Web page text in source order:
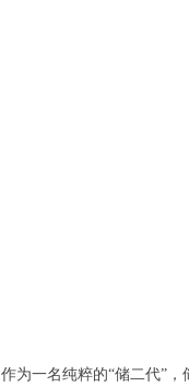
作为一名纯粹的“储二代”